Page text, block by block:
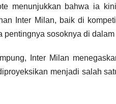
menunjukkan bahwa ia
Inter Milan, baik di
sosoknya di dalam
Inter Milan
menjadi salah